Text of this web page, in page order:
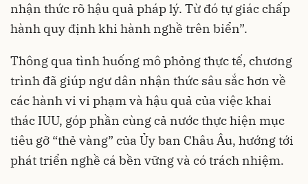
nhận thức rõ hậu quả pháp lý. Từ đó tự giác chấp
hành quy định khi hành nghề trên biển”.
Thông qua tình huống mô phỏng thực tế, chương
trình đã giúp ngư dân nhận thức sâu sắc hơn về
các hành vi vi phạm và hậu quả của việc khai
thác IUU, góp phần cùng cả nước thực hiện mục
tiêu gỡ “thẻ vàng” của Ủy ban Châu Âu, hướng tới
phát triển nghề cá bền vững và có trách nhiệm.